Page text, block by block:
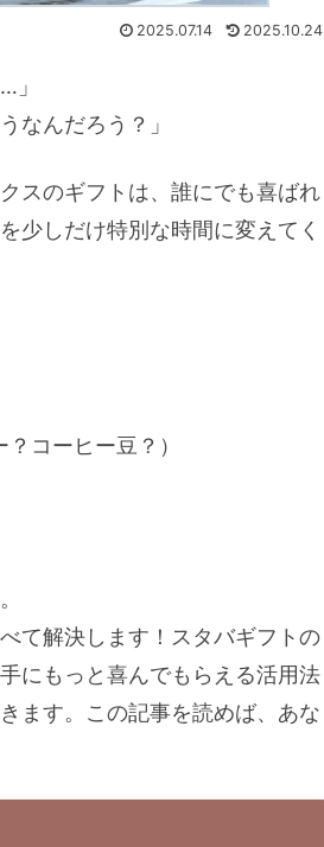
2025.07.14 2025.10.24
」
なんだろう？」
スのギフトは、誰にでも喜ばれ
少しだけ特別な時間に変えてく
コーヒー豆？）
て解決します！スタバギフトの
にもっと喜んでもらえる活用法
ます。この記事を読めば、あな